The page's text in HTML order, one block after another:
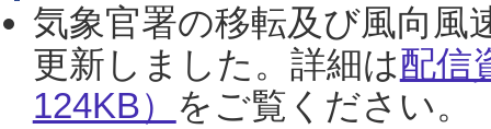
気象官署の移転及び風向風
更新しました。詳細は配信
124KB） をご覧ください。